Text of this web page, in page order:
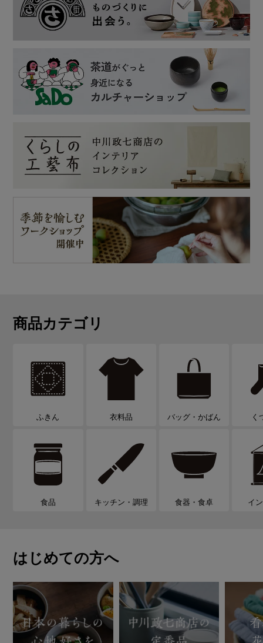
商品カテゴリ
ふきん
食品
衣料品
キッチン・調理
バッグ・かばん
食器・食卓
く
イ
はじめての方へ